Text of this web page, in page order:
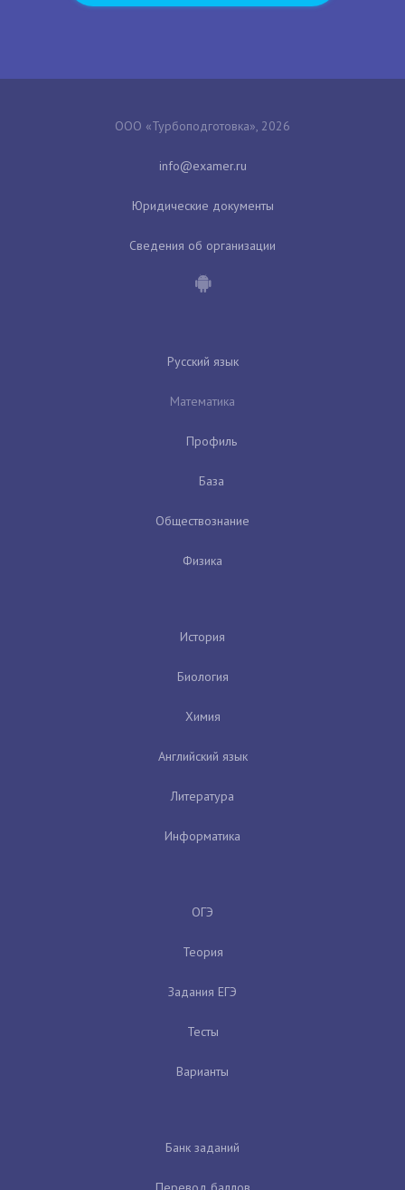
ООО «Турбоподготовка», 2026
Юридические документы
Сведения об организации
Русский язык
Математика
Профиль
База
Обществознание
Физика
История
Биология
Химия
Английский язык
Литература
Информатика
ОГЭ
Теория
Задания ЕГЭ
Тесты
Варианты
Банк заданий